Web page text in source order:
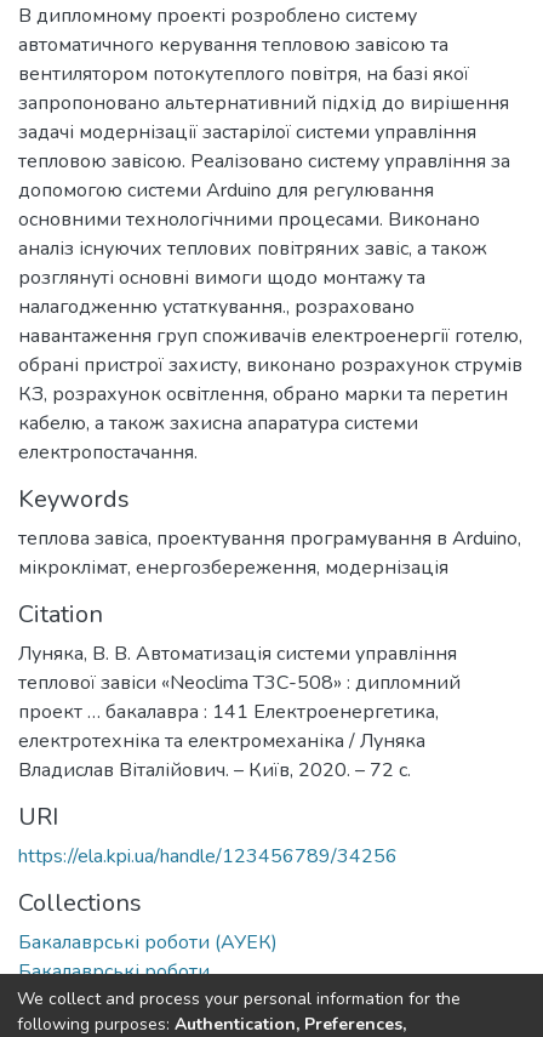
В дипломному проекті розроблено систему
автоматичного керування тепловою завісою та
вентилятором потокутеплого повітря, на базі якої
запропоновано альтернативний підхід до вирішення
задачі модернізації застарілої системи управління
тепловою завісою. Реалізовано систему управління за
допомогою системи Arduino для регулювання
основними технологічними процесами. Виконано
аналіз існуючих теплових повітряних завіс, а також
розглянуті основні вимоги щодо монтажу та
налагодженню устаткування., розраховано
навантаження груп споживачів електроенергії готелю,
обрані пристрої захисту, виконано розрахунок струмів
КЗ, розрахунок освітлення, обрано марки та перетин
кабелю, а також захисна апаратура системи
електропостачання.
Keywords
теплова завіса, проектування програмування в Arduino,
мікроклімат, енергозбереження, модернізація
Citation
Луняка, В. В. Автоматизація системи управління
теплової завіси «Neoclima T3C-508» : дипломний
проект … бакалавра : 141 Електроенергетика,
електротехніка та електромеханіка / Луняка
Владислав Віталійович. – Київ, 2020. – 72 с.
URI
https://ela.kpi.ua/handle/123456789/34256
Collections
Бакалаврські роботи (АУЕК)
Бакалаврські роботи
Full item page
We collect and process your personal information for the
following purposes: Authentication, Preferences,